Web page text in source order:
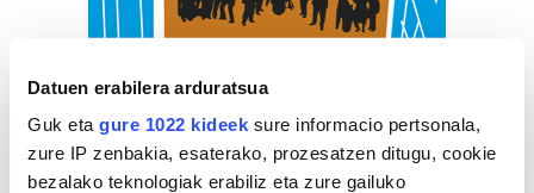
Datuen erabilera arduratsua
Guk eta gure 1022 kideek sure informacio pertsonala,
zure IP zenbakia, esaterako, prozesatzen ditugu, cookie
bezalako teknologiak erabiliz eta zure gailuko